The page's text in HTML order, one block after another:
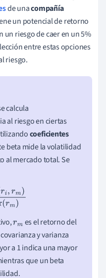
de unacompañía
un potencial de retorno
un riesgo de caer en un 5%
entre estas opciones
riesgo.
calcula
al riesgo en ciertas
coeficientes
beta mide la volatilidad
al mercado total. Se
)Var(rm
rm es el retorno del
y varianza
a 1 indica una mayor
que un beta